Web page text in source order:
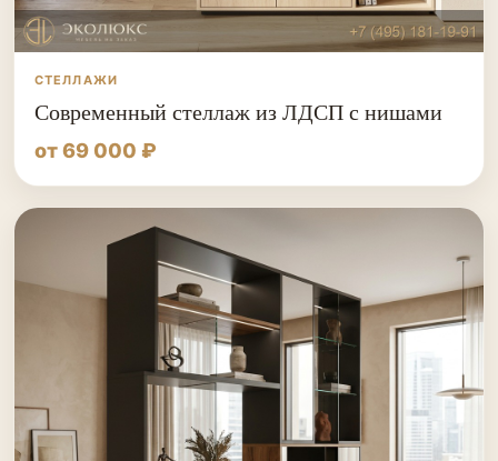
СТЕЛЛАЖИ
Современный стеллаж из ЛДСП с нишами
от 69 000 ₽